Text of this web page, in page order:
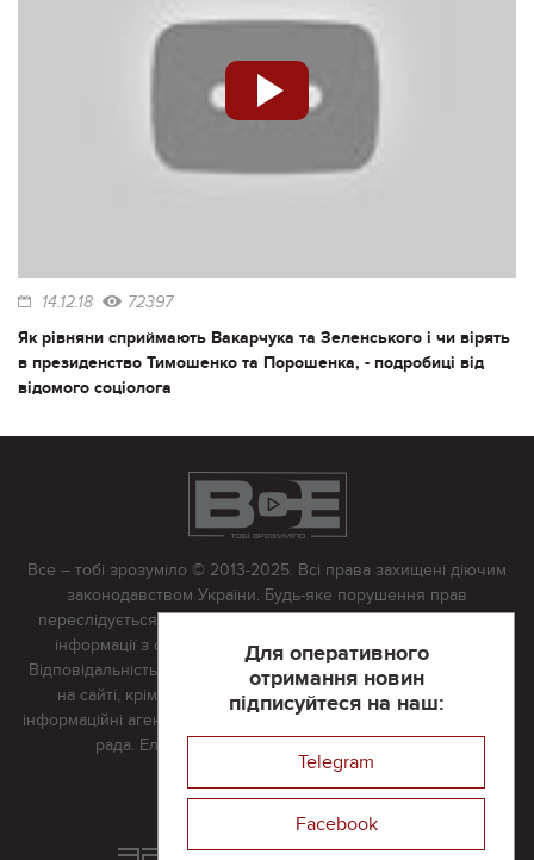
14.12.18 72397
Як рівняни сприймають Вакарчука та Зеленського і чи вірять
в президенство Тимошенко та Порошенка, - подробиці від
відомого соціолога
Для оперативного
отримання новин
підписуйтеся на наш:
Telegram
Facebook
Все – тобі зрозуміло © 2013-2025. Всі права захищені діючим
законодавством України. Будь-яке порушення прав
переслідується в судовому порядку. Будь-яке відтворення
інформації з сайту тільки з письмово дозволу редакції.
Відповідальність за достовірність усіх матеріалів, розміщених
на сайті, крім матеріалів, які містять посилання на інші
інформаційні агентства або інтернет-видання, несе редакційна
рада. Електронна пошта:
Реклама на сайті
Розроблений та підтримується